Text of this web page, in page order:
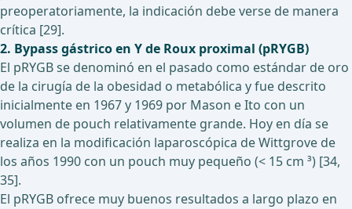
preoperatoriamente, la indicación debe verse de manera
crítica [29].
2. Bypass gástrico en Y de Roux proximal (pRYGB)
El pRYGB se denominó en el pasado como estándar de oro
de la cirugía de la obesidad o metabólica y fue descrito
inicialmente en 1967 y 1969 por Mason e Ito con un
volumen de pouch relativamente grande. Hoy en día se
realiza en la modificación laparoscópica de Wittgrove de
los años 1990 con un pouch muy pequeño (< 15 cm ³) [34,
35].
El pRYGB ofrece muy buenos resultados a largo plazo en